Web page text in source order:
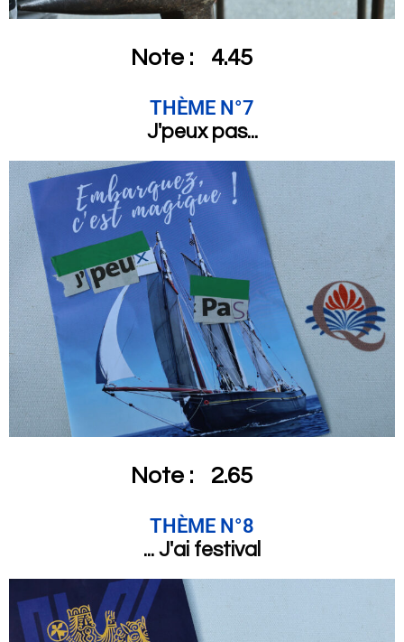
Note : 4.45
THÈME N°7
J'peux pas...
Note : 2.65
THÈME N°8
... J'ai festival